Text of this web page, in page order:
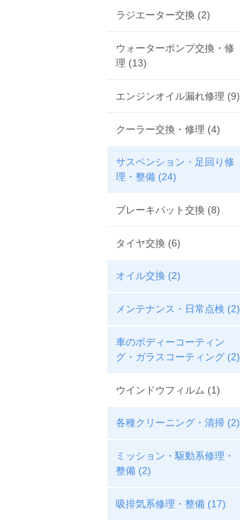
ラジエーター交換 (2)
ウォーターポンプ交換・修
理 (13)
エンジンオイル漏れ修理 (9)
クーラー交換・修理 (4)
サスペンション・足回り修
理・整備 (24)
ブレーキパット交換 (8)
タイヤ交換 (6)
オイル交換 (2)
メンテナンス・日常点検 (2)
車のボディーコーティン
グ・ガラスコーティング (2)
ウインドウフィルム (1)
各種クリーニング・清掃 (2)
ミッション・駆動系修理・
整備 (2)
吸排気系修理・整備 (17)